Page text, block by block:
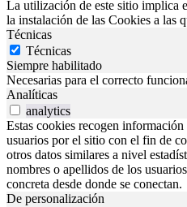
La utilización de este sitio implica
la instalación de las Cookies a las
Técnicas
Técnicas
Siempre habilitado
Necesarias para el correcto
Analíticas
analytics
Estas cookies recogen
usuarios por el sitio con el fin de
otros datos similares a nivel
nombres o apellidos de los
concreta desde donde se conectan.
De personalización